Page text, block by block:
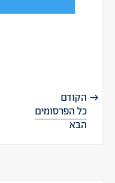
הקודם
כל הפרסומים
הבא